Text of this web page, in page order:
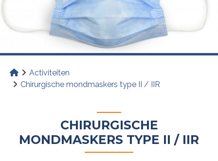
Activiteiten
Chirurgische mondmaskers type II / IIR
CHIRURGISCHE
MONDMASKERS TYPE II / IIR